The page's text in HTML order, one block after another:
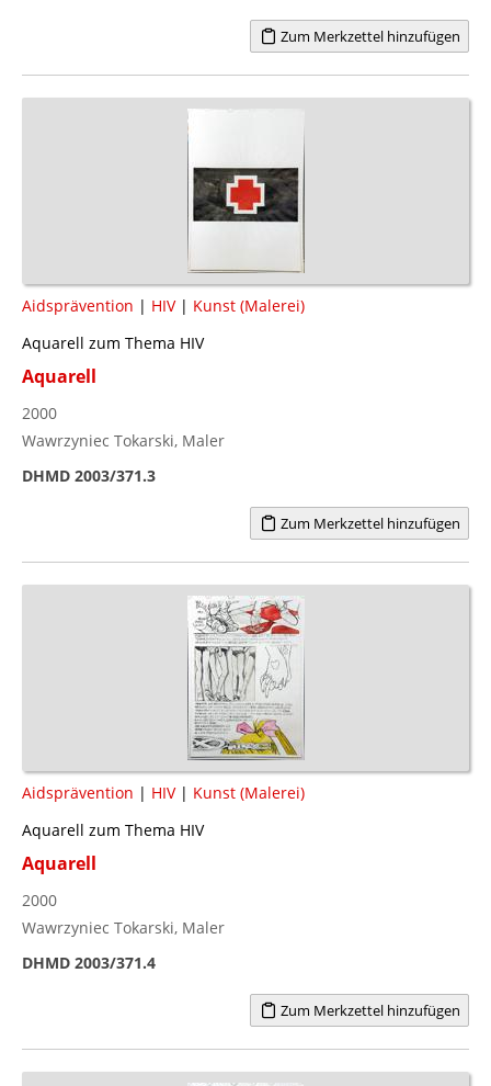
Zum Merkzettel hinzufügen
Aidsprävention | HIV| Kunst (Malerei)
Aquarell zum Thema HIV
Aquarell
2000
Wawrzyniec Tokarski, Maler
DHMD 2003/371.3
Zum Merkzettel hinzufügen
Aidsprävention | HIV| Kunst (Malerei)
Aquarell zum Thema HIV
Aquarell
2000
Wawrzyniec Tokarski, Maler
DHMD 2003/371.4
Zum Merkzettel hinzufügen